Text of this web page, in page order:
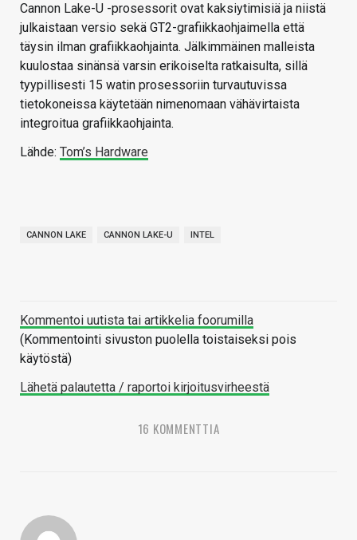
Cannon Lake-U -prosessorit ovat kaksiytimisiä ja niistä
julkaistaan versio sekä GT2-grafiikkaohjaimella että
täysin ilman grafiikkaohjainta. Jälkimmäinen malleista
kuulostaa sinänsä varsin erikoiselta ratkaisulta, sillä
tyypillisesti 15 watin prosessoriin turvautuvissa
tietokoneissa käytetään nimenomaan vähävirtaista
integroitua grafiikkaohjainta.
Lähde: Tom’s Hardware
CANNON LAKE CANNON LAKE-U INTEL
Kommentoi uutista tai artikkelia foorumilla
(Kommentointi sivuston puolella toistaiseksi pois
käytöstä)
Lähetä palautetta / raportoi kirjoitusvirheestä
16 KOMMENTTIA